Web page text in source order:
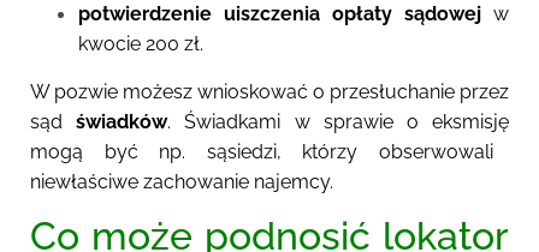
potwierdzenie uiszczenia opłaty sądowej w
kwocie 200 zł.
W pozwie możesz wnioskować o przesłuchanie przez
sądświadków. Świadkami w sprawie o eksmisję
mogą być np. sąsiedzi, którzy obserwowali
niewłaściwe zachowanie najemcy.
Co może podnosić lokator